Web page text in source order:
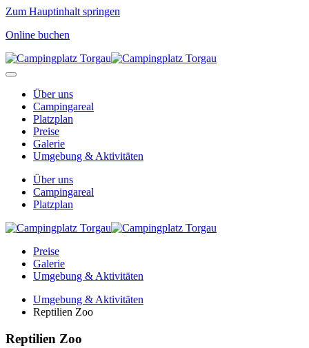
Zum Hauptinhalt springen
Online buchen
Über uns
Campingareal
Platzplan
Preise
Galerie
Umgebung & Aktivitäten
Über uns
Campingareal
Platzplan
Preise
Galerie
Umgebung & Aktivitäten
Umgebung & Aktivitäten
Reptilien Zoo
Reptilien Zoo